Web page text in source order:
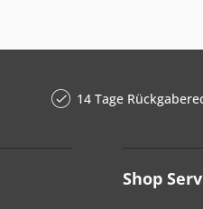
14 Tage
Shop